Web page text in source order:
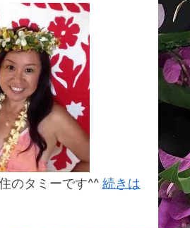
86-Tammy-Shinohara-
ebook/dp/B099566SKV/r
ef=sr_1_1?
__mk_ja_JP=%E3%82%AB
%E3%82%BF%E3%82%A
B%E3%83%8A&crid=1BSI
2S5YCDR6W&keywords=
%E5%B9%B8%E3%81%9
B%E3%81%AB%E3%81%
AA%E3%82%8C%E3%82
%8B%E5%B3%B6%E3%8
2%AB%E3%82%A6%E3%
82%A2%E3%82%A4&qid
=1692833214&sprefix=%
E5%B9%B8%E3%81%9B
%E3%81%AB%E3%81%A
のタミーです^^ 続きは